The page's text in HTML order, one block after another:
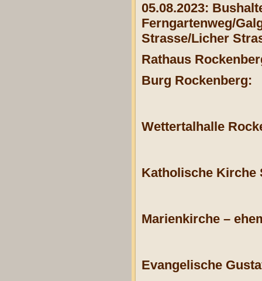
05.08.2023:
Ferngartenweg/
Strasse/Licher
Rathaus
Burg Rockenberg:
Wettertalhalle
Katholische Kirche
Marienkirche –
Evangelische